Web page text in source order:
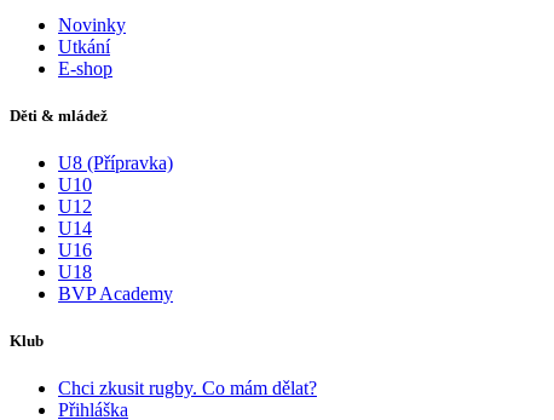
Novinky
Utkání
E-shop
Děti & mládež
U8 (Přípravka)
U10
U12
U14
U16
U18
BVP Academy
Klub
Chci zkusit rugby. Co mám dělat?
Přihláška